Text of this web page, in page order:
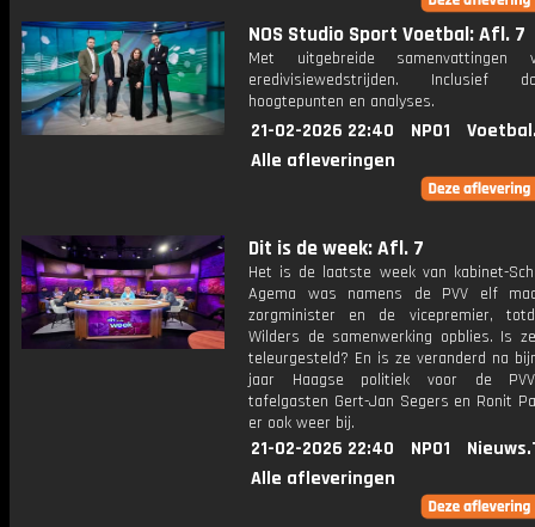
NOS Studio Sport Voetbal: Afl. 7
Met uitgebreide samenvattingen
eredivisiewedstrijden. Inclusief
hoogtepunten en analyses.
21-02-2026 22:40 NPO1
Alle afleveringen
Dit is de week: Afl. 7
Het is de laatste week van kabinet-
Agema was namens de PVV elf
zorgminister en de vicepremier,
Wilders de samenwerking opblies. Is
teleurgesteld? En is ze veranderd na
jaar Haagse politiek voor de
tafelgasten Gert-Jan Segers en Ronit
er ook weer bij.
21-02-2026 22:40 NPO1
Alle afleveringen